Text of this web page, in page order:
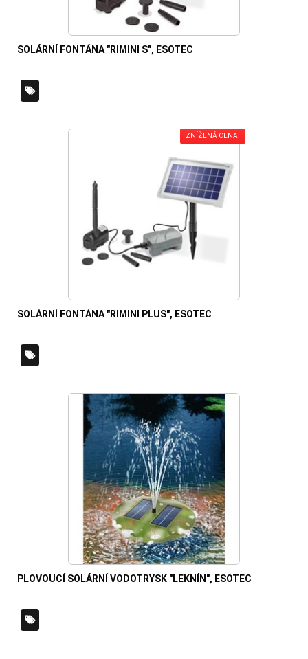
SOLÁRNÍ FONTÁNA "RIMINI S", ESOTEC
ZNÍŽENÁ CENA!
SOLÁRNÍ FONTÁNA "RIMINI PLUS", ESOTEC
PLOVOUCÍ SOLÁRNÍ VODOTRYSK "LEKNÍN", ESOTEC